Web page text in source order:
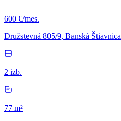
600 €/mes.
Družstevná 805/9, Banská Štiavnica
2 izb.
77 m²